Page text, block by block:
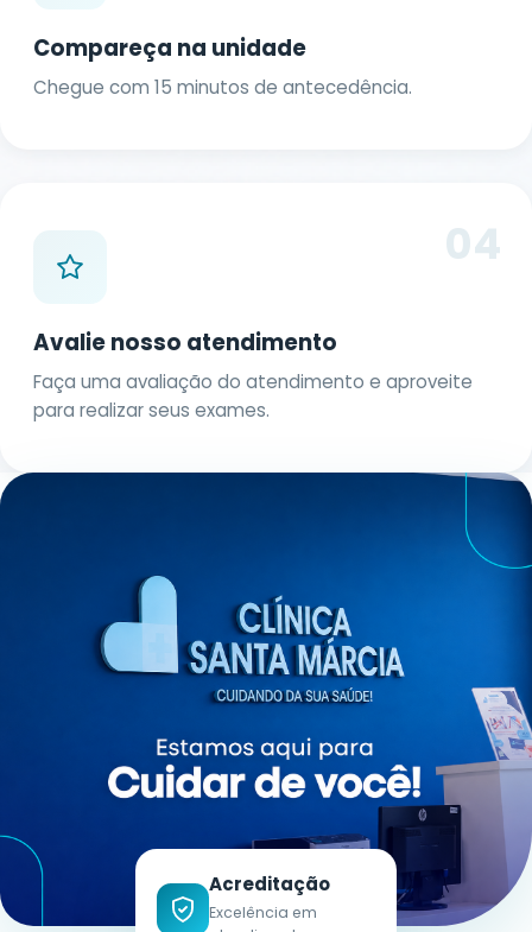
Compareça na unidade
Chegue com 15 minutos de antecedência.
04
Avalie nosso atendimento
Faça uma avaliação do atendimento e aproveite
para realizar seus exames.
Acreditação
Excelência em